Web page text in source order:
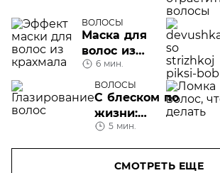
ВОЛОСЫ
Маска для
волос из
крахмала
6 мин.
ВОЛОСЫ
С блеском по
жизни:
глазирование
5 мин.
СМОТРЕТЬ ЕЩЕ